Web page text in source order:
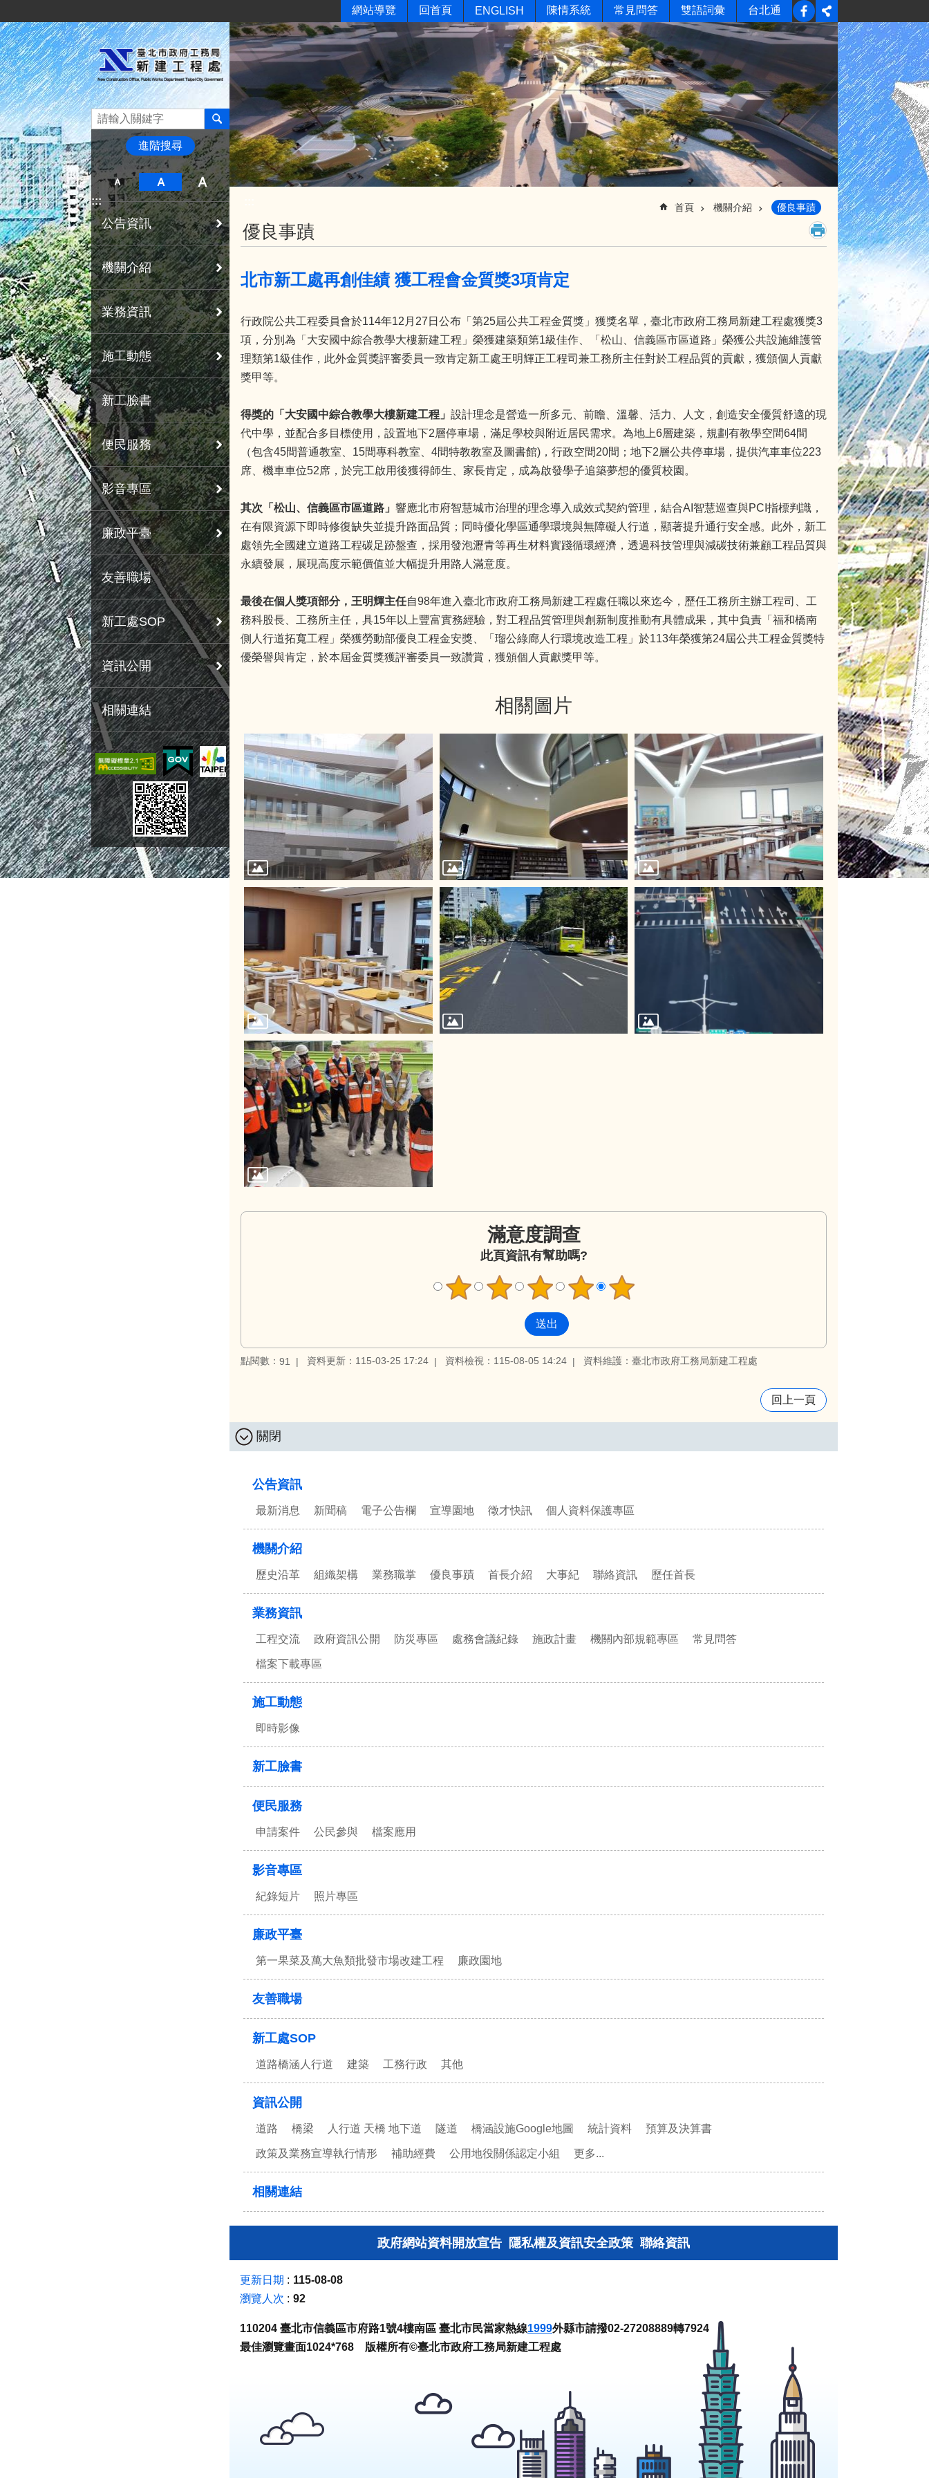
網站導覽 回首頁 ENGLISH 陳情系統 常見問答 雙語詞彙 台北通
進階搜尋
:::
公告資訊
機關介紹
業務資訊
施工動態
新工臉書
便民服務
影音專區
廉政平臺
友善職場
新工處SOP
資訊公開
相關連結
首頁 機關介紹 優良事蹟
優良事蹟
北市新工處再創佳績 獲工程會金質獎3項肯定
行政院公共工程委員會於114年12月27日公布「第25屆公共工程金質獎」獲獎名單，臺北市政府工務局新建工程處獲獎3
項，分別為「大安國中綜合教學大樓新建工程」榮獲建築類第1級佳作、「松山、信義區市區道路」榮獲公共設施維護管
理類第1級佳作，此外金質獎評審委員一致肯定新工處王明輝正工程司兼工務所主任對於工程品質的貢獻，獲頒個人貢獻
獎甲等。
得獎的「大安國中綜合教學大樓新建工程」 設計理念是營造一所多元、前瞻、溫馨、活力、人文，創造安全優質舒適的現
代中學，並配合多目標使用，設置地下2層停車場，滿足學校與附近居民需求。為地上6層建築，規劃有教學空間64間
（包含45間普通教室、15間專科教室、4間特教教室及圖書館)，行政空間20間；地下2層公共停車場，提供汽車車位223
席、機車車位52席，於完工啟用後獲得師生、家長肯定，成為啟發學子追築夢想的優質校園。
其次「松山、信義區市區道路」 響應北市府智慧城市治理的理念導入成效式契約管理，結合AI智慧巡查與PCI指標判識，
在有限資源下即時修復缺失並提升路面品質；同時優化學區通學環境與無障礙人行道，顯著提升通行安全感。此外，新工
處領先全國建立道路工程碳足跡盤查，採用發泡瀝青等再生材料實踐循環經濟，透過科技管理與減碳技術兼顧工程品質與
永續發展，展現高度示範價值並大幅提升用路人滿意度。
最後在個人獎項部分，王明輝主任自98年進入臺北市政府工務局新建工程處任職以來迄今，歷任工務所主辦工程司、工
務科股長、工務所主任，具15年以上豐富實務經驗，對工程品質管理與創新制度推動有具體成果，其中負責「福和橋南
側人行道拓寬工程」榮獲勞動部優良工程金安獎、「瑠公綠廊人行環境改造工程」於113年榮獲第24屆公共工程金質獎特
優榮譽與肯定，於本屆金質獎獲評審委員一致讚賞，獲頒個人貢獻獎甲等。
相關圖片
滿意度調查
此頁資訊有幫助嗎?
點閱數： 91 資料更新：115-03-25 17:24 資料檢視：115-08-05 14:24 資料維護：臺北市政府工務局新建工程處
回上一頁
關閉
公告資訊
最新消息 新聞稿 電子公告欄 宣導園地 徵才快訊 個人資料保護專區
機關介紹
歷史沿革 組織架構 業務職掌 優良事蹟 首長介紹 大事紀 聯絡資訊 歷任首長
業務資訊
工程交流 政府資訊公開 防災專區 處務會議紀錄 施政計畫 機關內部規範專區 常見問答
檔案下載專區
施工動態
即時影像
新工臉書
便民服務
申請案件 公民參與 檔案應用
影音專區
紀錄短片 照片專區
廉政平臺
第一果菜及萬大魚類批發市場改建工程 廉政園地
友善職場
新工處SOP
道路橋涵人行道 建築 工務行政 其他
資訊公開
道路 橋梁 人行道 天橋 地下道 隧道 橋涵設施Google地圖 統計資料 預算及決算書
政策及業務宣導執行情形 補助經費 公用地役關係認定小組 更多...
相關連結
政府網站資料開放宣告 隱私權及資訊安全政策 聯絡資訊
更新日期
115-08-08
瀏覽人次
92
110204 臺北市信義區市府路1號4樓南區 臺北市民當家熱線1999外縣市請撥02-27208889轉7924
最佳瀏覽畫面1024*768 版權所有©臺北市政府工務局新建工程處